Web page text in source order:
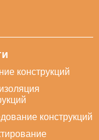
конструкций
конструкций